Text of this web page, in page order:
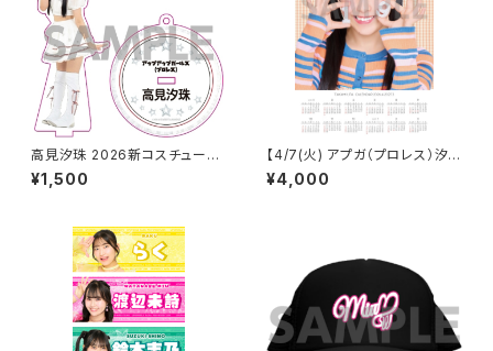
高見汐珠 2026新コスチューム
アクリルスタンドキーホルダー
¥1,500
【4/7(火) アプガ（プロレス）汐
珠生誕】 A3カレンダーポスター
（サイン付き）
¥4,000